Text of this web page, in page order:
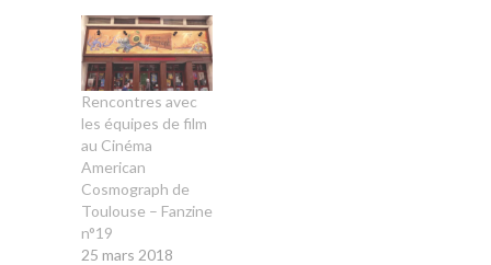
Rencontres avec
les équipes de film
au Cinéma
American
Cosmograph de
Toulouse – Fanzine
n°19
25 mars 2018